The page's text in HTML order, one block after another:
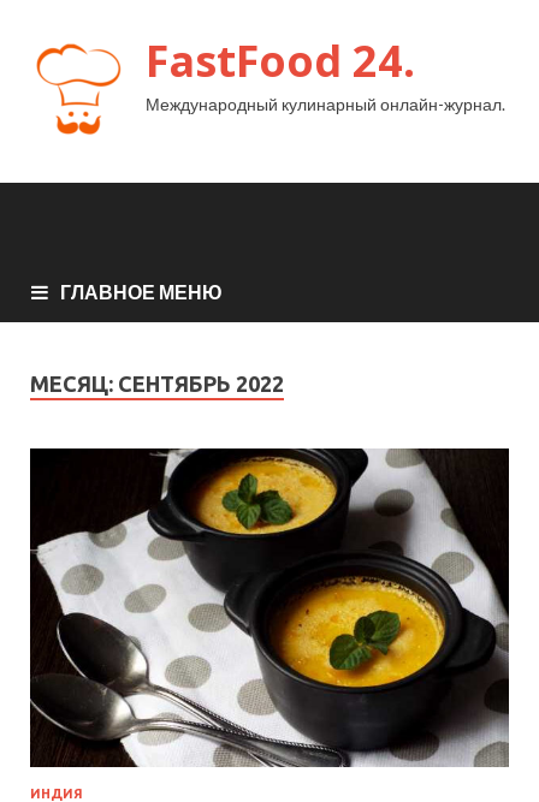
FastFood 24.
Международный кулинарный онлайн-журнал.
ГЛАВНОЕ МЕНЮ
МЕСЯЦ: СЕНТЯБРЬ 2022
ИНДИЯ